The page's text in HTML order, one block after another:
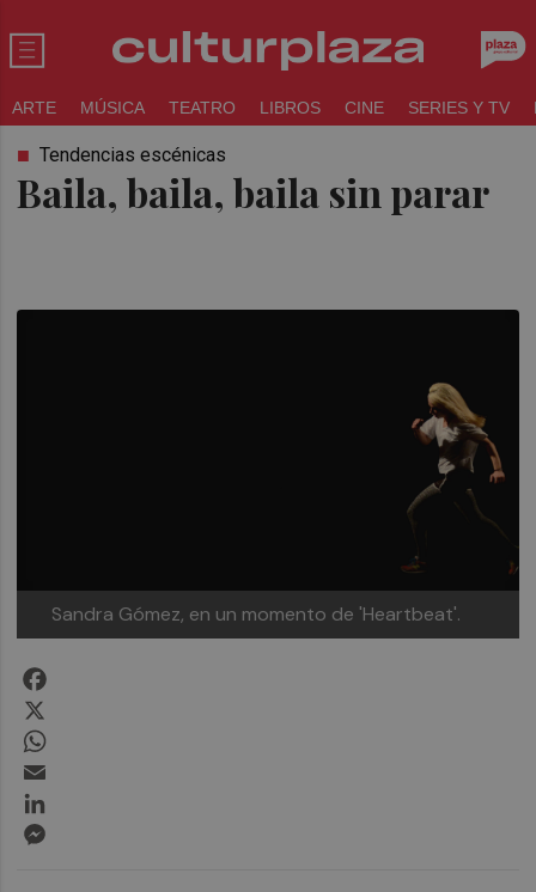
ARTE MÚSICA TEATRO LIBROS CINE SERIES Y TV
Baila, baila, baila sin parar
Tendencias escénicas
Sandra Gómez, en un momento de 'Heartbeat'.